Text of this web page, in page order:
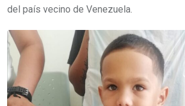
del país vecino de Venezuela.